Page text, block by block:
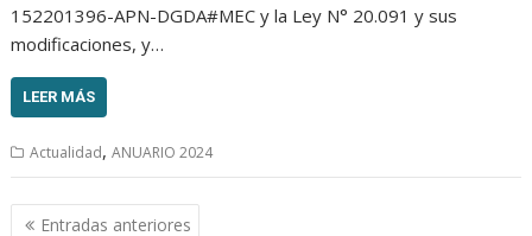
152201396-APN-DGDA#MEC y la Ley N° 20.091 y sus
modificaciones, y…
LEER MÁS
Actualidad,ANUARIO 2024
Navegación
Entradas anteriores